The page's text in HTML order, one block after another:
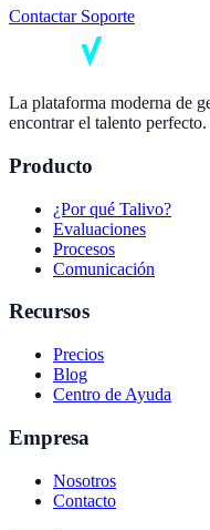
Contactar Soporte
La plataforma moderna de
encontrar el talento perfecto.
Producto
¿Por qué Talivo?
Evaluaciones
Procesos
Comunicación
Recursos
Precios
Blog
Centro de Ayuda
Empresa
Nosotros
Contacto